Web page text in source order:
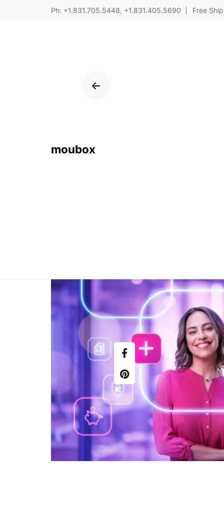
Ph: +1.831.705.5448, +1.831.405.5690 Free
moubox